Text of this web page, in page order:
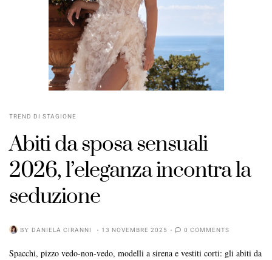
TREND DI STAGIONE
Abiti da sposa sensuali
2026, l’eleganza incontra la
seduzione
BY DANIELA CIRANNI 13 NOVEMBRE 2025 0 COMMENTS
Spacchi, pizzo vedo-non-vedo, modelli a sirena e vestiti corti: gli abiti da